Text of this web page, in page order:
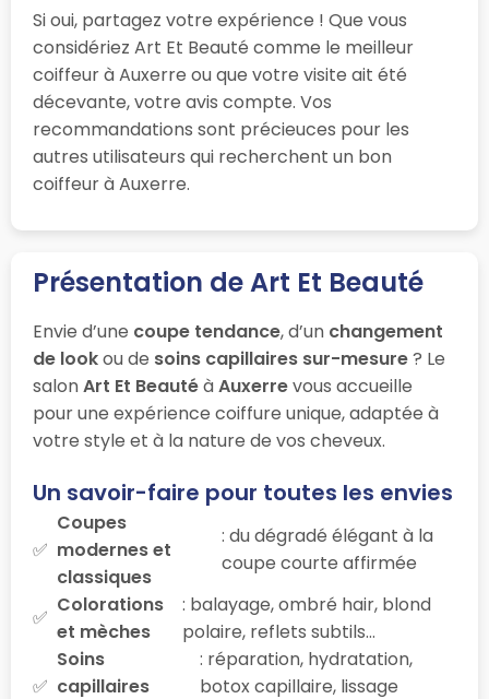
Si oui, partagez votre expérience ! Que vous
considériez Art Et Beauté comme le meilleur
coiffeur à Auxerre ou que votre visite ait été
décevante, votre avis compte. Vos
recommandations sont précieuces pour les
autres utilisateurs qui recherchent un bon
coiffeur à Auxerre.
Présentation de Art Et Beauté
Envie d’une coupe tendance, d’un changement
de lookou de soins capillaires sur-mesure? Le
salonArt Et BeautéàAuxerrevous accueille
pour une expérience coiffure unique, adaptée à
votre style et à la nature de vos cheveux.
Un savoir-faire pour toutes les envies
Coupes
modernes et
classiques
: du dégradé élégant à la
coupe courte affirmée
Colorations
et mèches
: balayage, ombré hair, blond
polaire, reflets subtils…
Soins
capillaires
: réparation, hydratation,
botox capillaire, lissage